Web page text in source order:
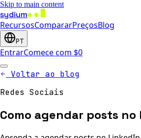
Skip to main content
sydium
RecursosCompararPreçosBlog
PT
EntrarComece com $0
Voltar ao blog
Redes Sociais
Como agendar posts